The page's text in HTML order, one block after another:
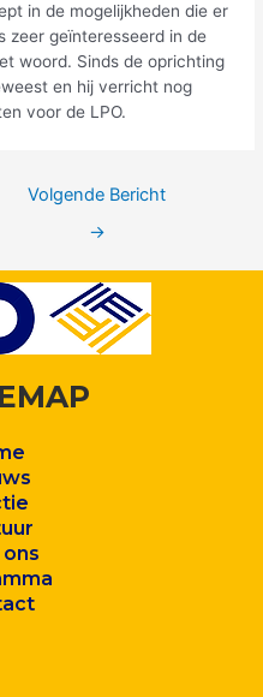
in de mogelijkheden die er
zeer geïnteresseerd in de
woord. Sinds de oprichting
en hij verricht nog
voor de LPO.
Volgende Bericht
→
ma